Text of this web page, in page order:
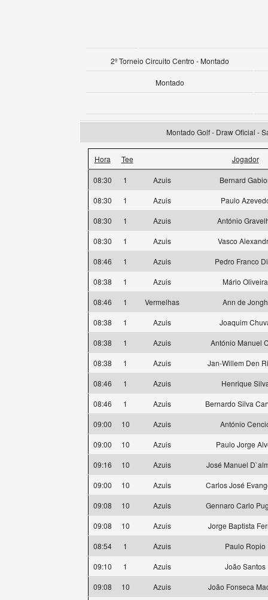
2º Torneio Circuito Centro - Montado
Montado
Montado Golf - Draw Oficial -
Hora Tee Jogador
08:30 1 Azuis
Bernard
08:30
1 Azuis
Paulo
08:30
1 Azuis
António
08:30
1 Azuis
Vasco
08:46
1 Azuis
Pedro Franco
08:38
1 Azuis
Mário Oliveira
08:46
1 Vermelhas
Ann de Jongh
08:38
1 Azuis
Joaquim
08:38
1 Azuis
António Manuel
08:38
1 Azuis
Jan-Willem Den
08:46
1 Azuis
Henrique
08:46
1 Azuis
Bernardo Silva
09:00
10 Azuis
António
09:00
10 Azuis
Paulo Jorge
09:16
10 Azuis
José Manuel
09:00
10 Azuis
Carlos José
09:08
10 Azuis
Gennaro Carlo
09:08
10 Azuis
Jorge Baptista
08:54
1 Azuis
Paulo Ropio
09:10
1 Azuis
João Santos
09:08
10 Azuis
João Fonseca